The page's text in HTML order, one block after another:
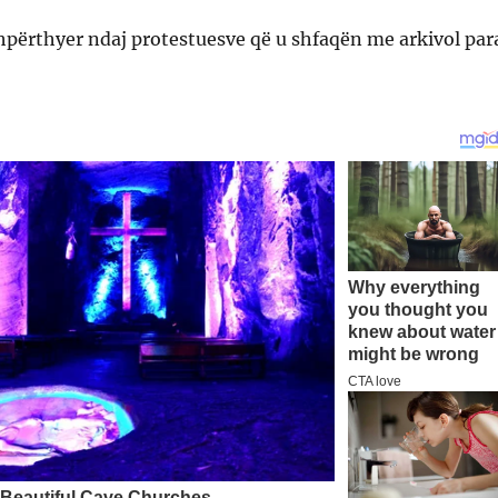
ndaj protestuesve që u shfaqën me arkivol